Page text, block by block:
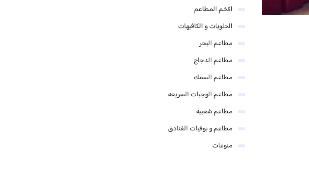
افخم المطاعم
الحلويات و الكافيهات ‎
مطاعم البحر
مطاعم الدجاج
مطاعم السمك
مطاعم الوجبات السريعه
مطاعم شعبية
مطاعم و بوفيات الفنادق
منوعات